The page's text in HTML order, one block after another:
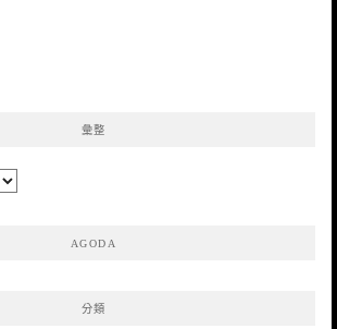
彙整
AGODA
分類